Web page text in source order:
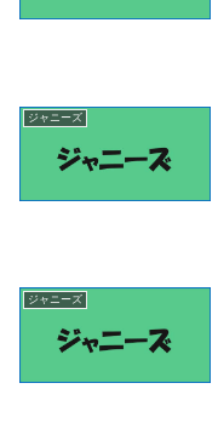
ジャニーズ
ジャニーズ